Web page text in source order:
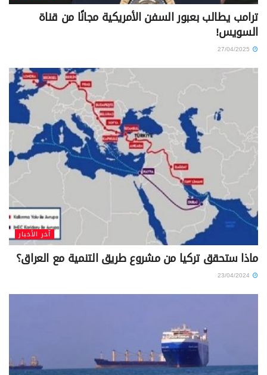
ترامب يطالب بعبور السفن الأمريكية مجانًا من قناة
السويس!
آخر الأخبار
ماذا ستحقق تركيا من مشروع طريق التنمية مع العراق؟